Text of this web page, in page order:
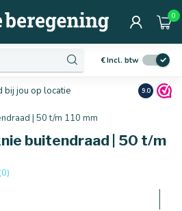
0
€Incl. btw
bij jou op locatie Ruim10
9.0
| 50 t/m 110 mm
buitendraad | 50 t/m
(0)